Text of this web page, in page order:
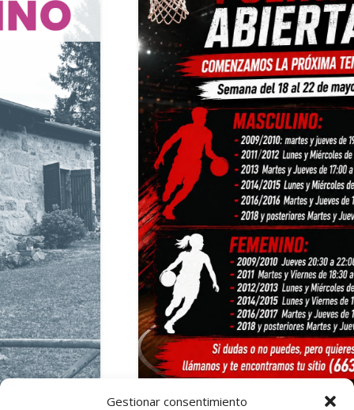
Gestionar consentimiento